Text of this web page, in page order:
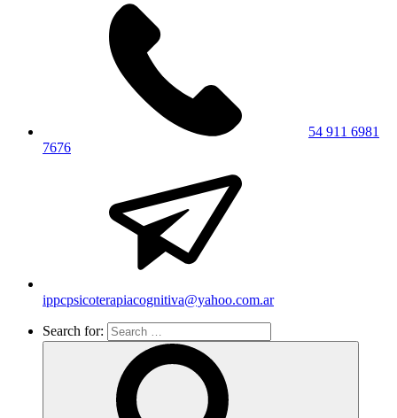
54 911 6981
7676
ippcpsicoterapiacognitiva@yahoo.com.ar
Search for: